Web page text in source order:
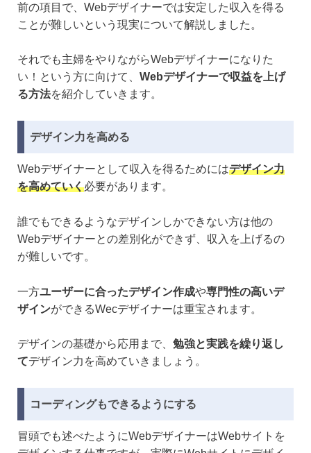
前の項目で、Webデザイナーでは安定した収入を得る
ことが難しいという現実について解説しました。
それでも主婦をやりながらWebデザイナーになりた
い！という方に向けて、 Webデザイナーで収益を上げ
る方法を紹介していきます。
デザイン力を高める
Webデザイナーとして収入を得るためにはデザイン力
を高めていく必要があります。
誰でもできるようなデザインしかできない方は他の
Webデザイナーとの差別化ができず、収入を上げるの
が難しいです。
一方ユーザーに合ったデザイン作成や専門性の高いデ
ザインができるWecデザイナーは重宝されます。
デザインの基礎から応用まで、 勉強と実践を繰り返し
てデザイン力を高めていきましょう。
コーディングもできるようにする
冒頭でも述べたようにWebデザイナーはWebサイトを